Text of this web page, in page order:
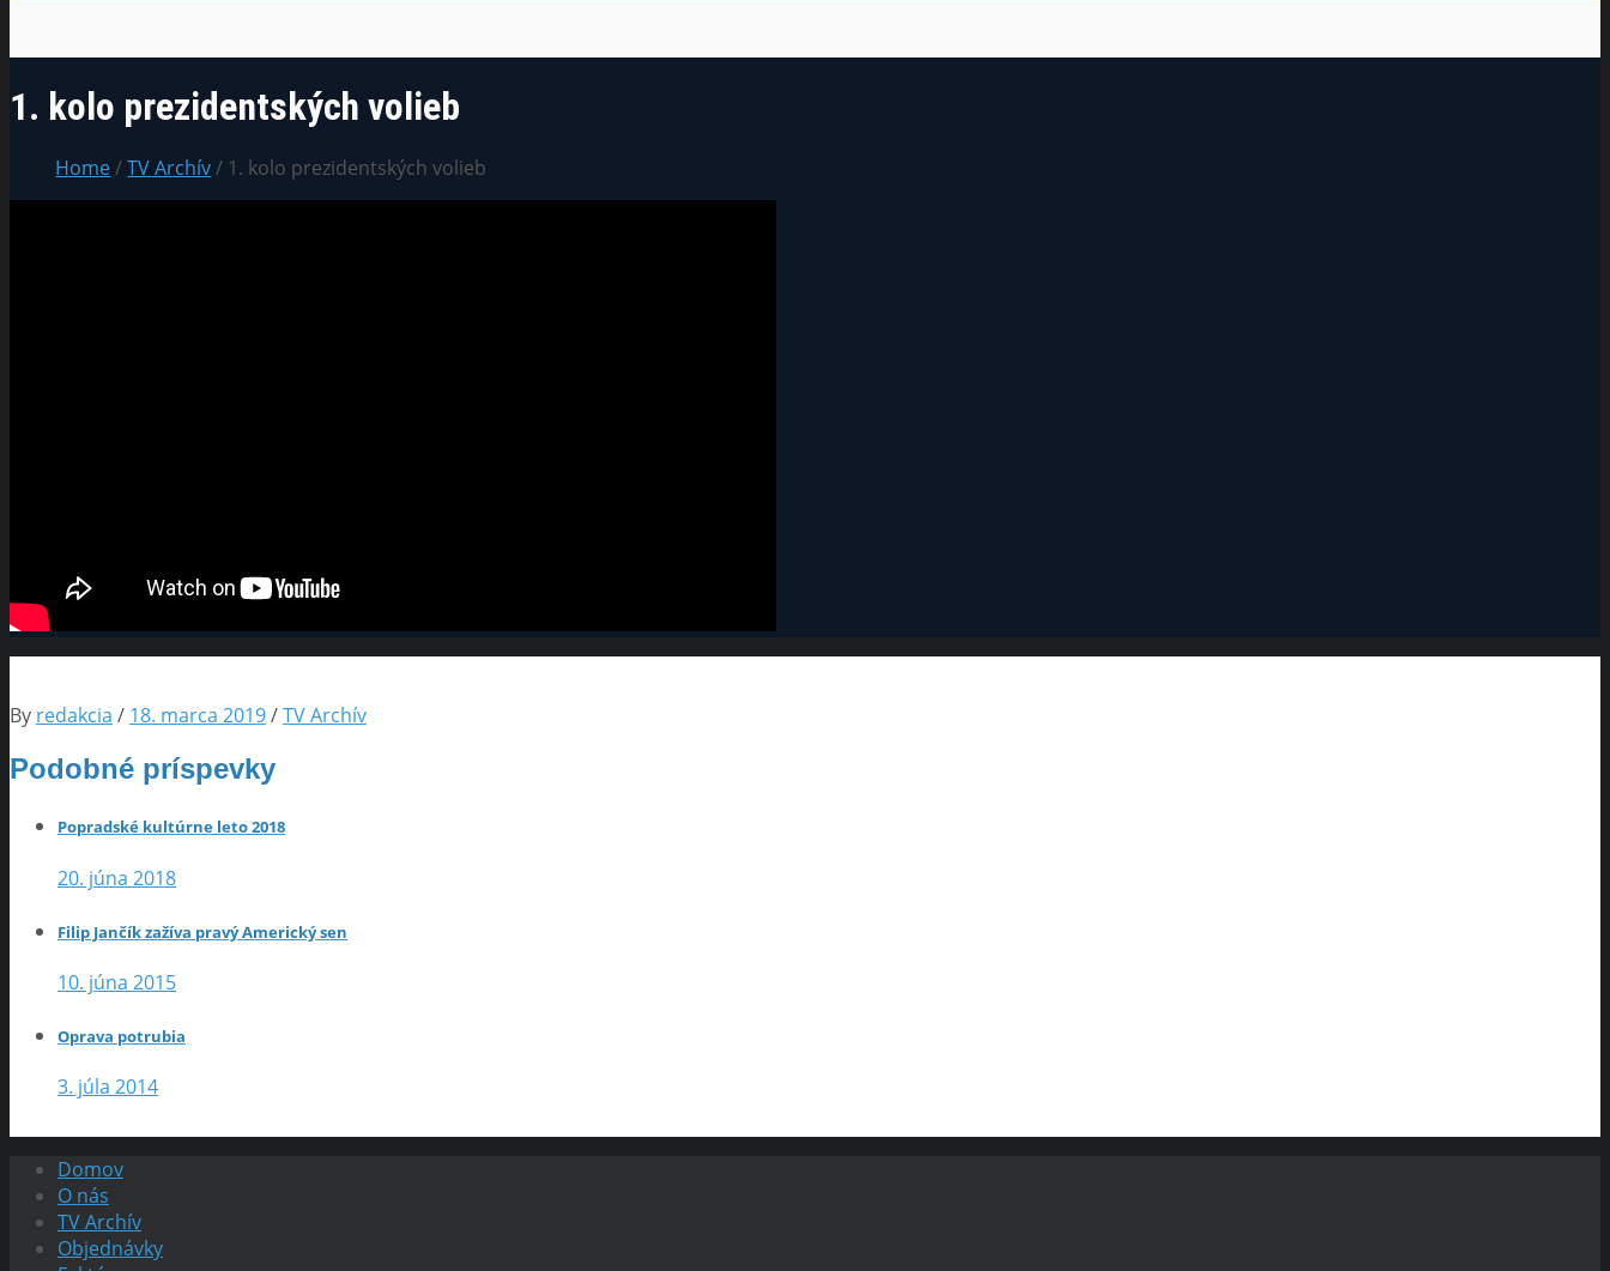
1. kolo prezidentských volieb
Home/TV Archív/ 1. kolo prezidentských volieb
By redakcia / 18. marca 2019/TV Archív
Podobné príspevky
Popradské kultúrne leto 2018
20. júna 2018
Filip Jančík zažíva pravý Americký sen
10. júna 2015
Oprava potrubia
3. júla 2014
Domov
O nás
TV Archív
Objednávky